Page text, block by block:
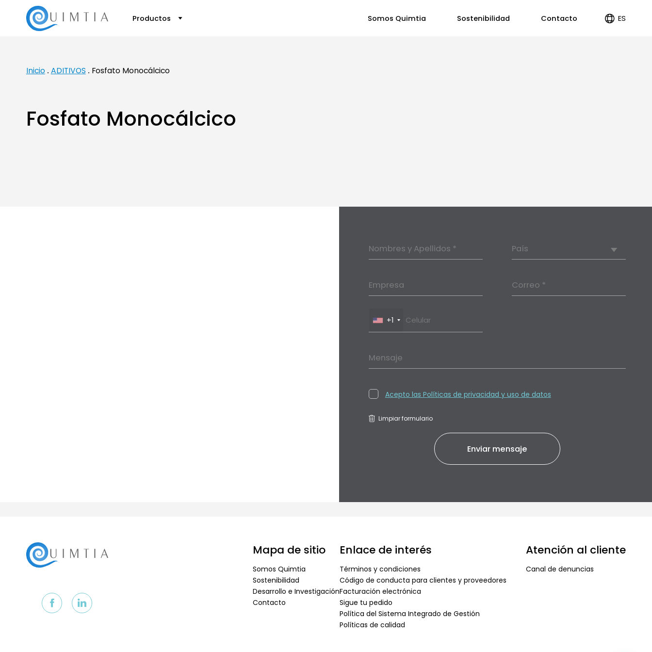
Productos Somos Quimtia Sostenibilidad Contacto ES
Inicio
ADITIVOS Fosfato Monocálcico
Fosfato Monocálcico
Nombres y Apellidos * País
Empresa Correo *
+1
Mensaje
Acepto las Políticas de privacidad y uso de datos
Limpiar formulario
Mapa de sitio
Somos Quimtia
Sostenibilidad
Desarrollo e Investigación
Contacto
Enlace de interés
Términos y condiciones
Código de conducta para clientes y proveedores
Facturación electrónica
Sigue tu pedido
Política del Sistema Integrado de Gestión
Políticas de calidad
Atención al cliente
Canal de denuncias